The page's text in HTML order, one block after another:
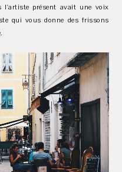
l'artiste présent avait une voix
qui vous donne des frissons